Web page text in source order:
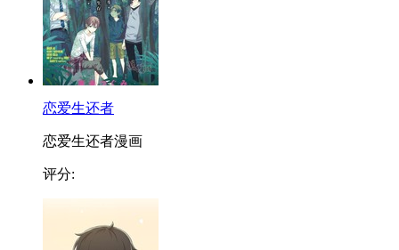
恋爱生还者
恋爱生还者漫画
评分: